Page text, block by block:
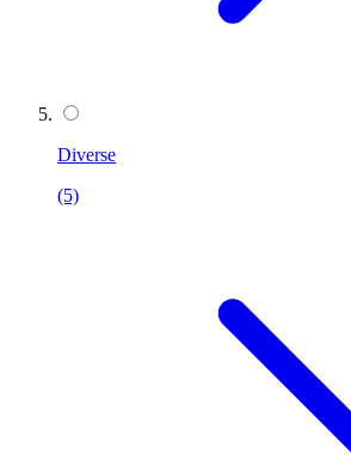
Diverse
(5)